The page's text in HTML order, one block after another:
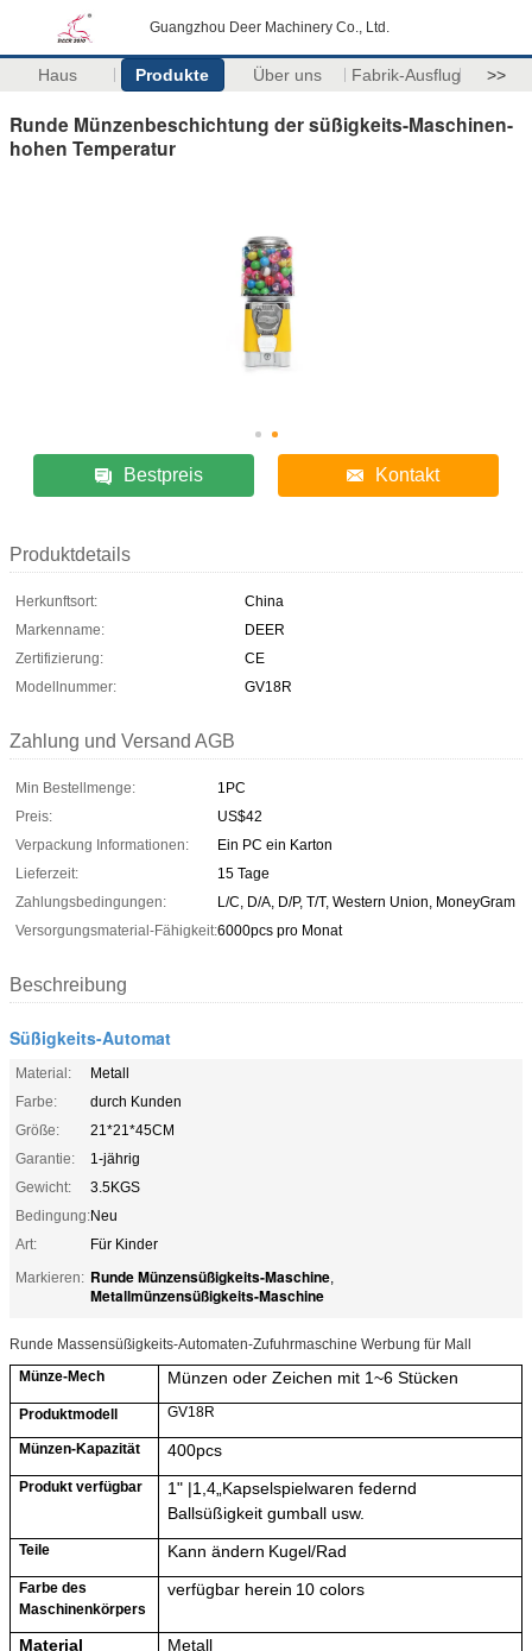
Guangzhou Deer Machinery Co., Ltd.
Haus Produkte Über uns Fabrik-Ausflug >>
Runde Münzenbeschichtung der süßigkeits-Maschinen-
hohen Temperatur
Bestpreis Kontakt
Produktdetails
Herkunftsort:
China
Markenname:
DEER
Zertifizierung:
CE
Modellnummer:
GV18R
Zahlung und Versand AGB
Min Bestellmenge:
1PC
Preis:
US$42
Verpackung Informationen:
Ein PC ein Karton
Lieferzeit:
15 Tage
Zahlungsbedingungen:
L/C, D/A, D/P, T/T, Western Union, MoneyGram
Versorgungsmaterial-Fähigkeit:6000pcs pro Monat
Beschreibung
Süßigkeits-Automat
Material:
Metall
Farbe:
durch Kunden
Größe:
21*21*45CM
Garantie:
1-jährig
Gewicht:
3.5KGS
Bedingung:Neu
Art:
Für Kinder
Markieren: Runde Münzensüßigkeits-Maschine,
Metallmünzensüßigkeits-Maschine
Runde Massensüßigkeits-Automaten-Zufuhrmaschine Werbung für Mall
Münze-Mech
Münzen oder Zeichen mit 1~6 Stücken
Produktmodell GV18R
Münzen-Kapazität 400pcs
Produkt verfügbar 1" |1,4 Kapselspielwaren federnd
Ballsüßigkeit gumball usw.
Teile Kann ändern Kugel/Rad
Farbe des
Maschinenkörpers
verfügbar herein 10 colors
Material
Metall